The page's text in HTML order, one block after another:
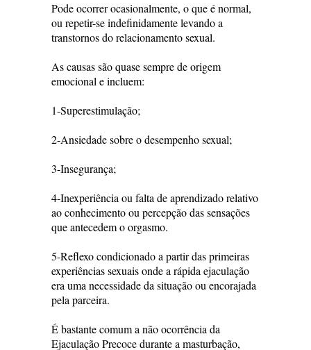
Pode ocorrer ocasionalmente, o que é normal,
ou repetir-se indefinidamente levando a
transtornos do relacionamento sexual.
As causas são quase sempre de origem
emocional e incluem:
1-Superestimulação;
2-Ansiedade sobre o desempenho sexual;
3-Insegurança;
4-Inexperiência ou falta de aprendizado relativo
ao conhecimento ou percepção das sensações
que antecedem o orgasmo.
5-Reflexo condicionado a partir das primeiras
experiências sexuais onde a rápida ejaculação
era uma necessidade da situação ou encorajada
pela parceira.
É bastante comum a não ocorrência da
Ejaculação Precoce durante a masturbação,